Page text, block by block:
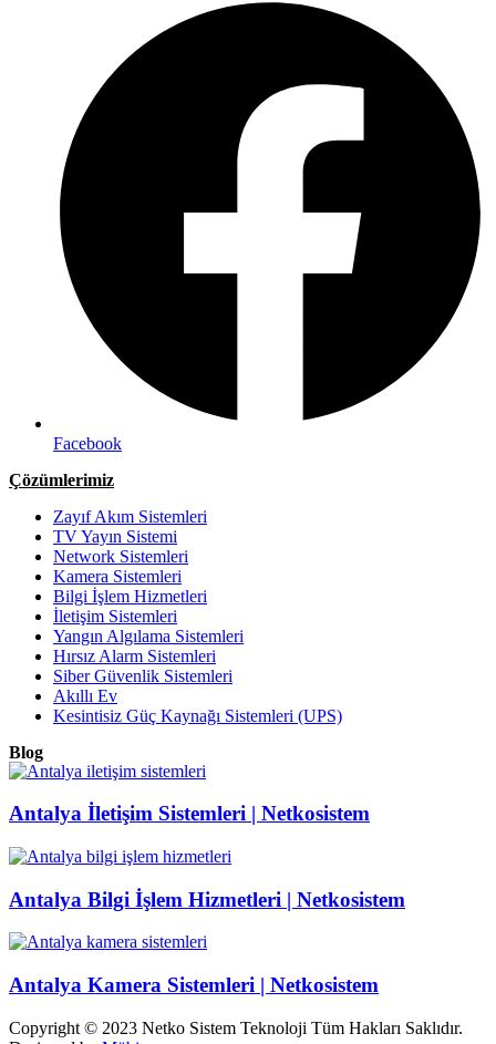
Facebook
Çözümlerimiz
Zayıf Akım Sistemleri
TV Yayın Sistemi
Network Sistemleri
Kamera Sistemleri
Bilgi İşlem Hizmetleri
İletişim Sistemleri
Yangın Algılama Sistemleri
Hırsız Alarm Sistemleri
Siber Güvenlik Sistemleri
Akıllı Ev
Kesintisiz Güç Kaynağı Sistemleri (UPS)
Blog
Antalya İletişim Sistemleri | Netkosistem
Antalya Bilgi İşlem Hizmetleri | Netkosistem
Antalya Kamera Sistemleri | Netkosistem
Copyright © 2023 Netko Sistem Teknoloji Tüm Hakları Saklıdır.